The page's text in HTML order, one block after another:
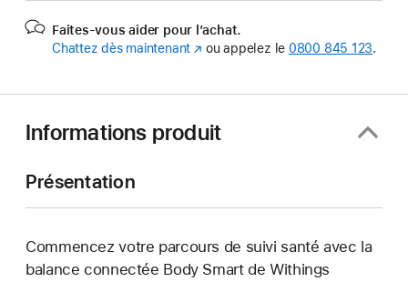
Faites-vous aider pour l’achat.
Chattez dès maintenant (s’ouvre
ou appelez le 0800 845 123.
Informations produit
Présentation
Commencez votre parcours de suivi santé avec la
balance connectée Body Smart de Withings